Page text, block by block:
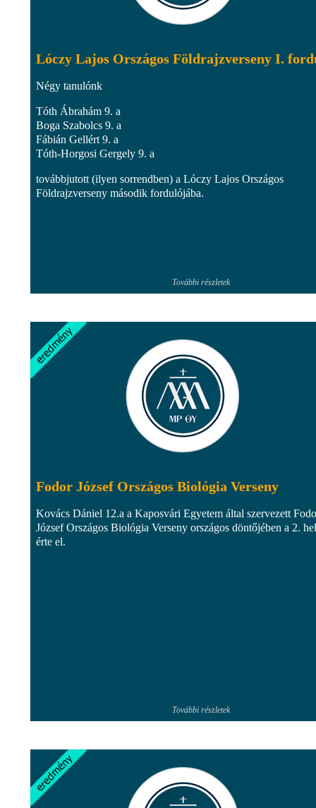
Lóczy Lajos Országos Földrajzverseny I.
Négy tanulónk
Tóth Ábrahám 9. a
Boga Szabolcs 9. a
Fábián Gellért 9. a
Tóth-Horgosi Gergely 9. a
továbbjutott (ilyen sorrendben) a Lóczy Lajos Országos
Földrajzverseny második fordulójába.
További részletek
Fodor József Országos Biológia Verseny
Kovács Dániel 12.a a Kaposvári Egyetem által szervezett
József Országos Biológia Verseny országos döntőjében a 2.
érte el.
További részletek